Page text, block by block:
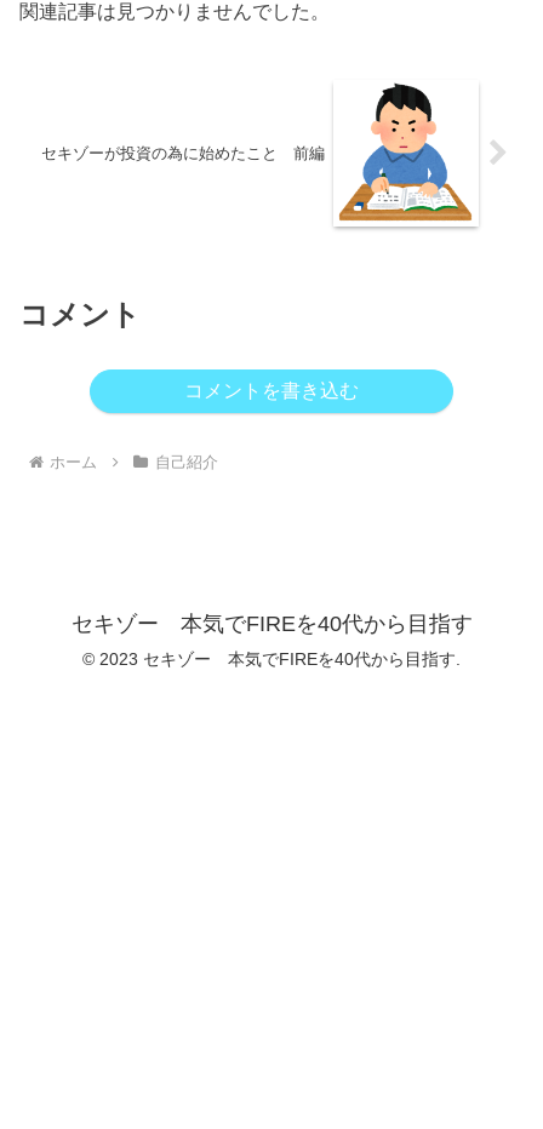
関連記事は見つかりませんでした。
セキゾーが投資の為に始めたこと 前編
コメント
コメントを書き込む
ホーム 自己紹介
セキゾー 本気でFIREを40代から目指す
© 2023 セキゾー 本気でFIREを40代から目指す.